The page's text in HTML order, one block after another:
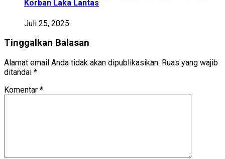
Korban Laka Lantas
Juli 25, 2025
Tinggalkan Balasan
Alamat email Anda tidak akan dipublikasikan. Ruas yang wajib
ditandai *
Komentar *